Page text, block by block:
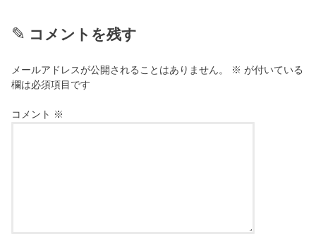
コメントを残す
メールアドレスが公開されることはありません。 ※ が付いている
欄は必須項目です
コメント ※